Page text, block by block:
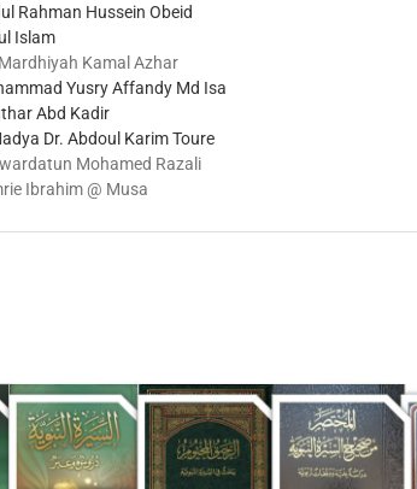
Rahman Hussein Obeid
Islam
Kamal Azhar
Yusry Affandy Md Isa
Abd Kadir
Dr. Abdoul Karim Toure
Mohamed Razali
Ibrahim @ Musa